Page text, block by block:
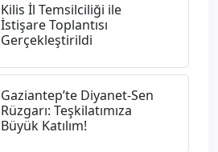
Kilis İl Temsilciliği ile
İstişare Toplantısı
Gerçekleştirildi
Gaziantep’te Diyanet-Sen
Rüzgarı: Teşkilatımıza
Büyük Katılım!